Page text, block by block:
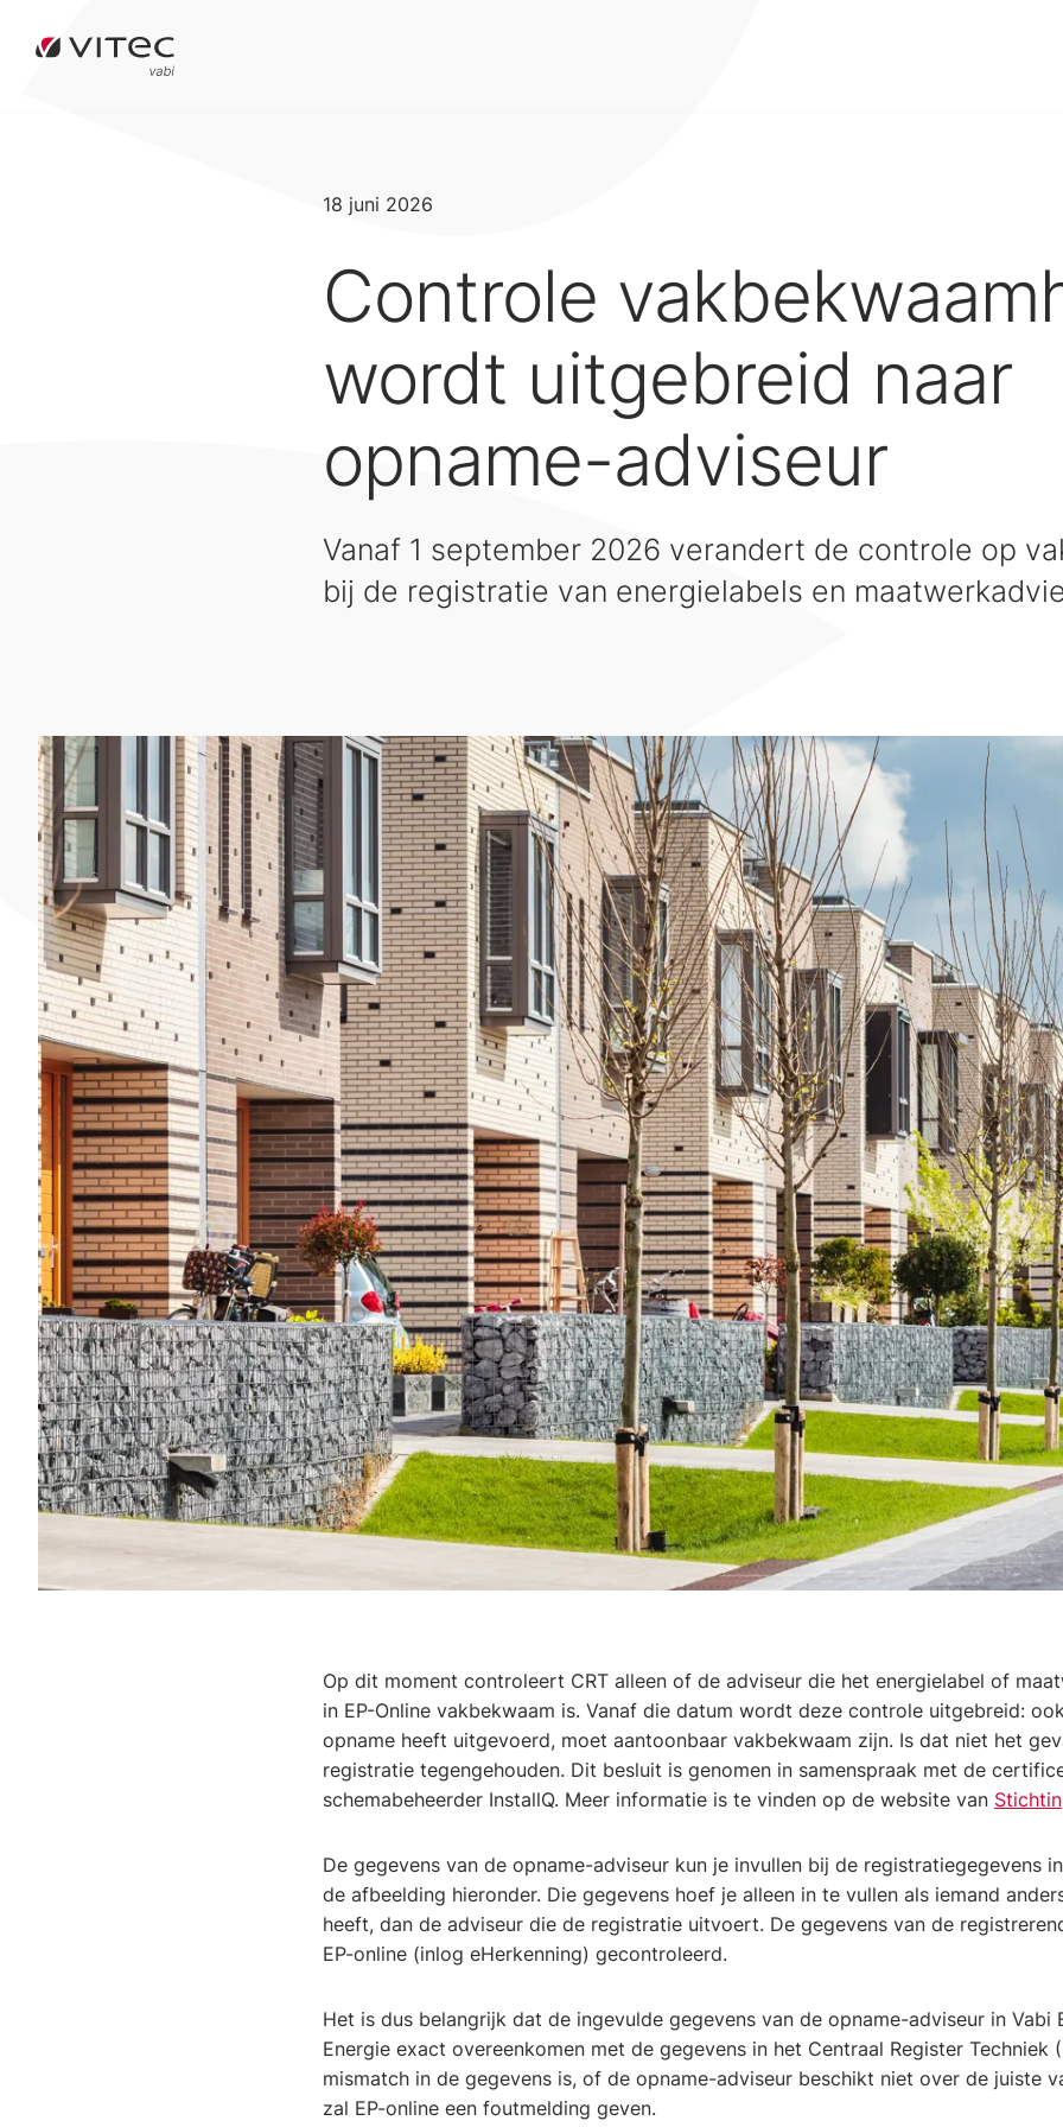
18 juni 2026
Controle
wordt uitgebreid naar
opname-adviseur
Vanaf 1 september 2026 verandert de controle op
bij de registratie van energielabels en
Op dit moment controleert CRT alleen of de adviseur die het energielabel of
in EP-Online vakbekwaam is. Vanaf die datum wordt deze controle uitgebreid:
opname heeft uitgevoerd, moet aantoonbaar vakbekwaam zijn. Is dat niet het
registratie tegengehouden. Dit besluit is genomen in samenspraak met de
schemabeheerder InstallQ. Meer informatie is te vinden op de website van
De gegevens van de opname-adviseur kun je invullen bij de registratiegegevens
de afbeelding hieronder. Die gegevens hoef je alleen in te vullen als iemand
heeft, dan de adviseur die de registratie uitvoert. De gegevens van de
EP-online (inlog eHerkenning) gecontroleerd.
Het is dus belangrijk dat de ingevulde gegevens van de opname-adviseur in Vabi
Energie exact overeenkomen met de gegevens in het Centraal Register Techniek
mismatch in de gegevens is, of de opname-adviseur beschikt niet over de juiste
zal EP-online een foutmelding geven.